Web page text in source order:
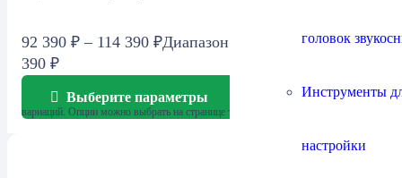
головок
Инструменты
настройки
92 390 ₽ – 114 390 ₽Диапазон цен: 92 390 ₽ – 114
390 ₽
Выберите параметры
Этот товар имеет несколько
вариаций. Опции можно выбрать на странице товара.